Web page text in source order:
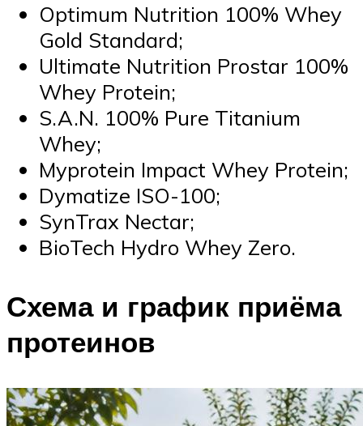
Optimum Nutrition 100% Whey
Gold Standard;
Ultimate Nutrition Prostar 100%
Whey Protein;
S.A.N. 100% Pure Titanium
Whey;
Myprotein Impact Whey Protein;
Dymatize ISO-100;
SynTrax Nectar;
BioTech Hydro Whey Zero.
Схема и график приёма
протеинов